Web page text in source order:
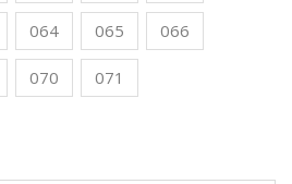
064 065 066
070 071